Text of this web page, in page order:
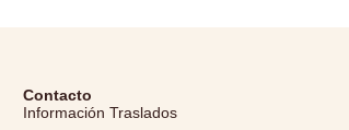
Contacto
Información Traslados